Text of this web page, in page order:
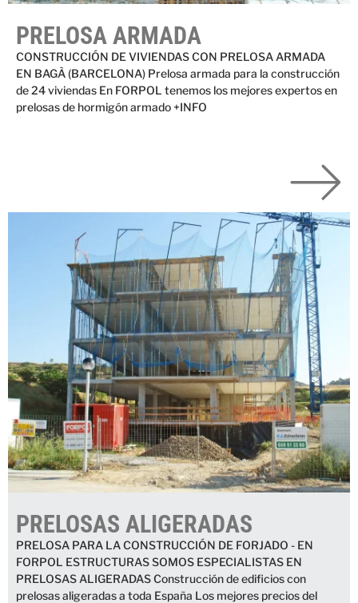
PRELOSA ARMADA
CONSTRUCCIÓN DE VIVIENDAS CON PRELOSA ARMADA
EN BAGÀ (BARCELONA) Prelosa armada para la construcción
de 24 viviendas En FORPOL tenemos los mejores expertos en
prelosas de hormigón armado +INFO
PRELOSAS ALIGERADAS
PRELOSA PARA LA CONSTRUCCIÓN DE FORJADO - EN
FORPOL ESTRUCTURAS SOMOS ESPECIALISTAS EN
PRELOSAS ALIGERADAS Construcción de edificios con
prelosas aligeradas a toda España Los mejores precios del